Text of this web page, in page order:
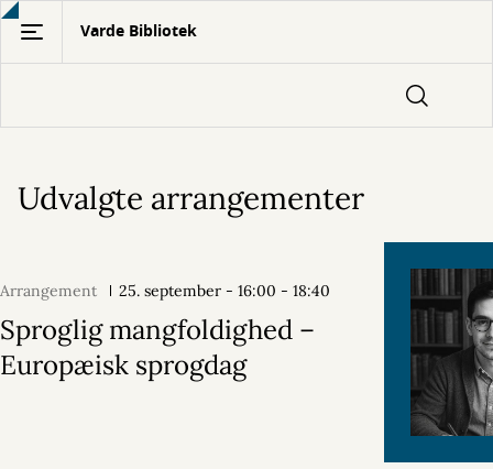
Gå
hovedindhold
Varde Bibliotek
Forside
Udvalgte arrangementer
Arrangement 25. september - 16:00 - 18:40
Sproglig mangfoldighed –
Europæisk sprogdag